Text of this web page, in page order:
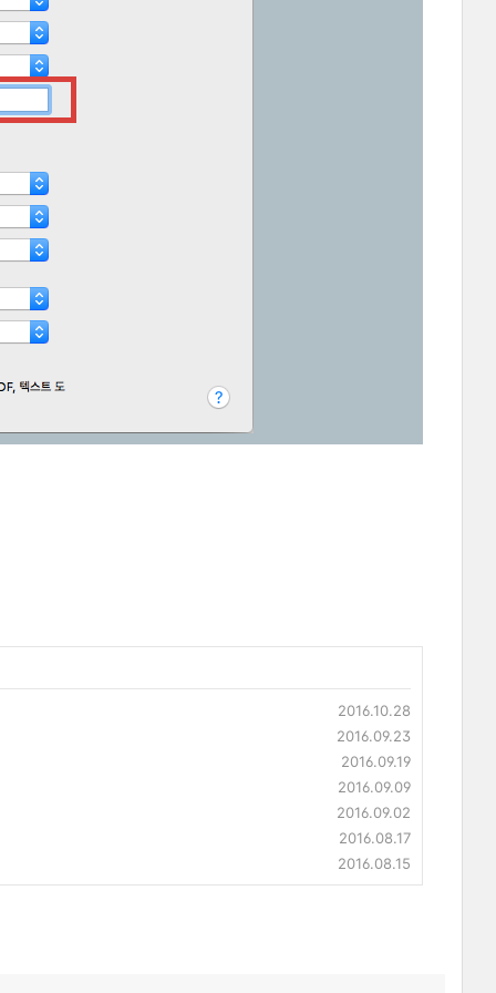
2016.10.28
2016.09.23
2016.09.19
2016.09.09
2016.09.02
2016.08.17
2016.08.15